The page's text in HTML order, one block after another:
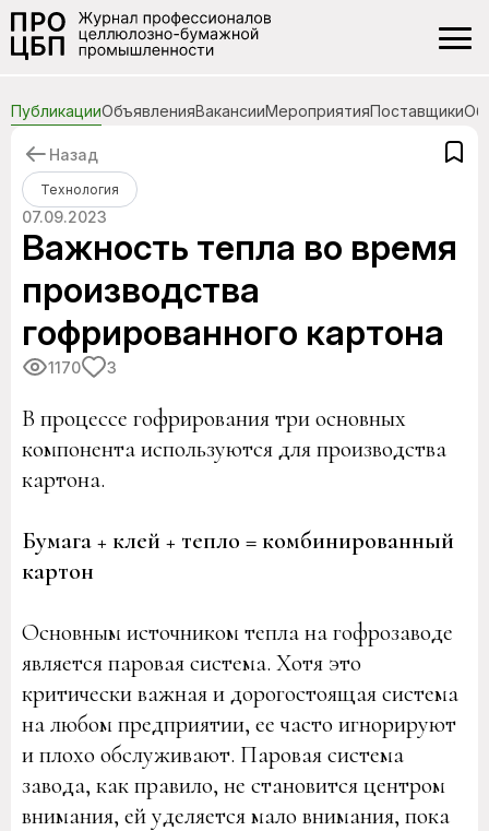
ПубликацииОбъявленияВакансииМероприятияПоставщики
Технология
Назад
07.09.2023
Важность тепла во время
производства
гофрированного картона
1170 3
В процессе гофрирования три основных
компонента используются для производства
картона.
Бумага + клей + тепло = комбинированный
картон
Основным источником тепла на гофрозаводе
является паровая система. Хотя это
критически важная и дорогостоящая система
на любом предприятии, ее часто игнорируют
и плохо обслуживают. Паровая система
завода, как правило, не становится центром
внимания, ей уделяется мало внимания, пока